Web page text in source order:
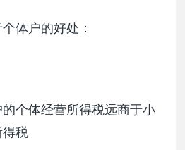
体户的好处：
个体经营所得税远商于小
税